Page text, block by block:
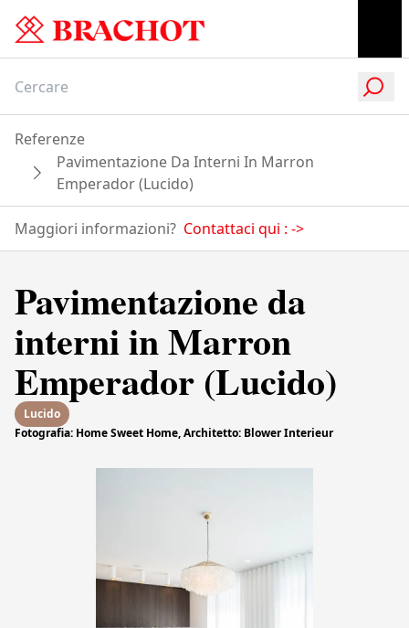
Referenze
Pavimentazione Da Interni In Marron
Emperador (Lucido)
Maggiori informazioni? Contattaci qui : ->
Pavimentazione da
interni in Marron
Emperador (Lucido)
Lucido
Fotografia: Home Sweet Home, Architetto: Blower Interieur